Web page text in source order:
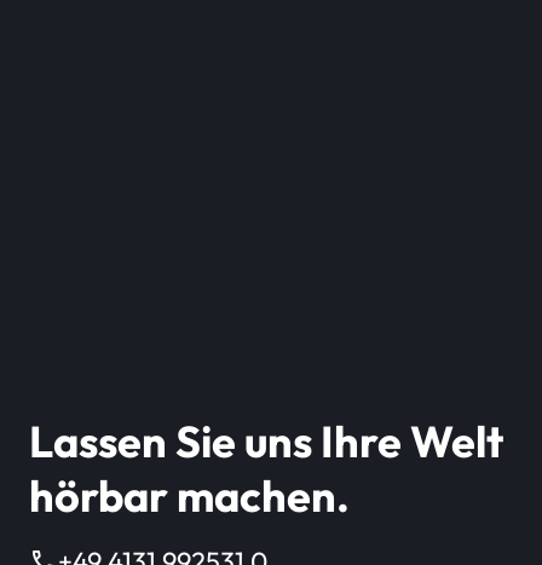
Lassen Sie uns Ihre Welt
hörbar machen.